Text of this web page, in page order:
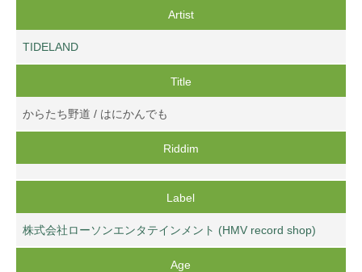
Artist
TIDELAND
Title
からたち野道 / はにかんでも
Riddim
Label
株式会社ローソンエンタテインメント (HMV record shop)
Age